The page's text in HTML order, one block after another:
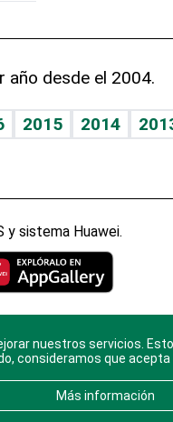
año desde el 2004.
2015 2014
y sistema Huawei.
elAviso Legal .
Diario Libre
nuestros servicios.
consideramos que acepta
Más información